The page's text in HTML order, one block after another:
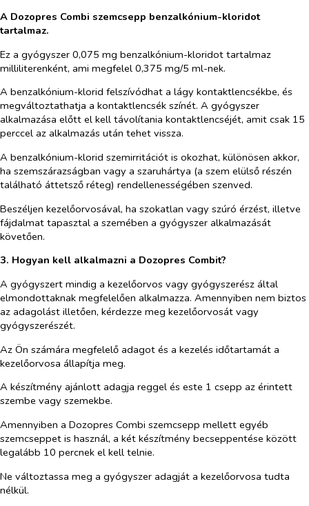
A Dozopres Combi szemcsepp benzalkónium-kloridot
tartalmaz.
Ez a gyógyszer 0,075 mg benzalkónium-kloridot tartalmaz
milliliterenként, ami megfelel 0,375 mg/5 ml-nek.
A benzalkónium-klorid felszívódhat a lágy kontaktlencsékbe, és
megváltoztathatja a kontaktlencsék színét. A gyógyszer
alkalmazása előtt el kell távolítania kontaktlencséjét, amit csak 15
perccel az alkalmazás után tehet vissza.
A benzalkónium-klorid szemirritációt is okozhat, különösen akkor,
ha szemszárazságban vagy a szaruhártya (a szem elülső részén
található áttetsző réteg) rendellenességében szenved.
Beszéljen kezelőorvosával, ha szokatlan vagy szúró érzést, illetve
fájdalmat tapasztal a szemében a gyógyszer alkalmazását
követően.
3. Hogyan kell alkalmazni a Dozopres Combit?
A gyógyszert mindig a kezelőorvos vagy gyógyszerész által
elmondottaknak megfelelően alkalmazza. Amennyiben nem biztos
az adagolást illetően, kérdezze meg kezelőorvosát vagy
gyógyszerészét.
Az Ön számára megfelelő adagot és a kezelés időtartamát a
kezelőorvosa állapítja meg.
A készítmény ajánlott adagja reggel és este 1 csepp az érintett
szembe vagy szemekbe.
Amennyiben a Dozopres Combi szemcsepp mellett egyéb
szemcseppet is használ, a két készítmény becseppentése között
legalább 10 percnek el kell telnie.
Ne változtassa meg a gyógyszer adagját a kezelőorvosa tudta
nélkül.